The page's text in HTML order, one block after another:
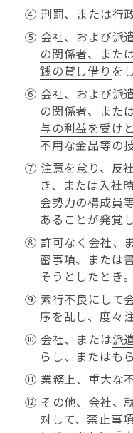
④ 刑罰、または行
⑤ 会社、および派
の関係者、また
銭の貸し借り を
⑥ 会社、および派
の関係者、また
与の利益を受け
不用な金品等の
⑦ 注意を怠り、反
き、または入社
会勢力の構成員
あることが発覚
⑧ 許可なく会社、
密事項、または
そうとしたとき。
⑨ 素行不良にして
序を乱し、度々
⑩ 会社、または派
らし、またはも
⑪ 業務上、重大な
⑫ その他、会社、
対して、禁止事